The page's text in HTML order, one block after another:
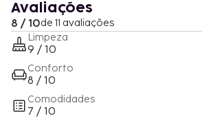
Avaliações
8 / 10de 11 avaliações
Limpeza
9 / 10
Conforto
8 / 10
Comodidades
7 / 10